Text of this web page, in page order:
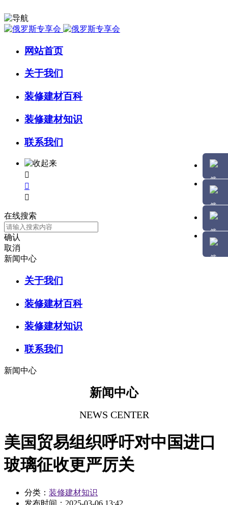
网站首页
关于我们
装修建材百科
装修建材知识
联系我们



在线搜索
确认
取消
新闻中心
关于我们
装修建材百科
装修建材知识
联系我们
新闻中心
新闻中心
NEWS CENTER
美国贸易组织呼吁对中国进口
玻璃征收更严厉关
分类： 装修建材知识
发布时间： 2025-03-06 13:42